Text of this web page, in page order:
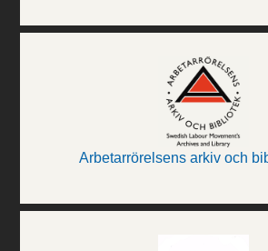
Arbetarrörelsens arkiv och